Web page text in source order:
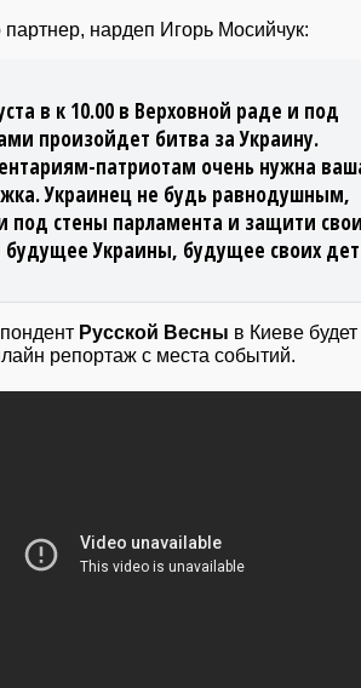
нардеп Игорь Мосийчук:
в к 10.00 в Верховной раде и под
произойдет битва за Украину.
патриотам очень нужна
Украинец не будь равнодушным,
под стены парламента и защити
будущее Украины, будущее своих
Русской Весны в Киеве
репортаж с места событий.